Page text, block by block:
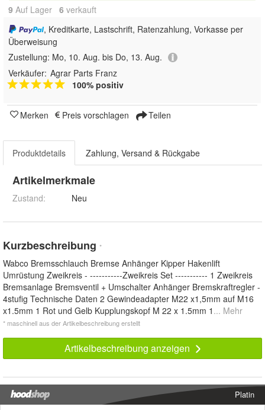
9 Auf Lager 6 verkauft
, Kreditkarte, Lastschrift, Ratenzahlung, Vorkasse per
Überweisung
Zustellung: Mo, 10. Aug. bis Do, 13. Aug.
Verkäufer: Agrar Parts Franz
100% positiv
Merken Preis vorschlagen Teilen
Produktdetails Zahlung, Versand & Rückgabe
Artikelmerkmale
Zustand: Neu
Kurzbeschreibung *
Wabco Bremsschlauch Bremse Anhänger Kipper Hakenlift
Umrüstung Zweikreis - -----------Zweikreis Set ----------- 1 Zweikreis
Bremsanlage Bremsventil + Umschalter Anhänger Bremskraftregler -
4stufig Technische Daten 2 Gewindeadapter M22 x1,5mm auf M16
x1.5mm 1 Rot und Gelb Kupplungskopf M 22 x 1.5mm 1 ... Mehr
* maschinell aus der Artikelbeschreibung erstellt
Artikelbeschreibung anzeigen
Platin